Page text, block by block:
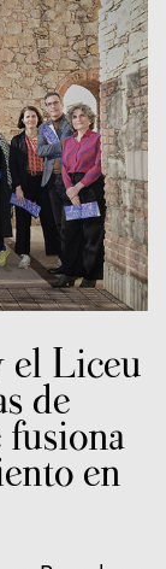
el Liceu
de
fusiona
en